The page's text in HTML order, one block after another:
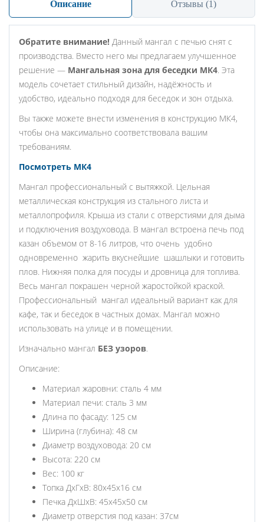
Описание Отзывы (1)
Обратите внимание! Данный мангал с печью снят с
производства. Вместо него мы предлагаем улучшенное
решение — Мангальная зона для беседки МК4. Эта
модель сочетает стильный дизайн, надёжность и
удобство, идеально подходя для беседок и зон отдыха.
Вы также можете внести изменения в конструкцию МК4,
чтобы она максимально соответствовала вашим
требованиям.
Посмотреть МК4
Мангал профессиональный с вытяжкой. Цельная
металлическая конструкция из стального листа и
металлопрофиля. Крыша из стали с отверстиями для дыма
и подключения воздуховода. В мангал встроена печь под
казан объемом от 8-16 литров, что очень удобно
одновременно жарить вкуснейшие шашлыки и готовить
плов. Нижняя полка для посуды и дровница для топлива.
Весь мангал покрашен черной жаростойкой краской.
Профессиональный мангал идеальный вариант как для
кафе, так и беседок в частных домах. Мангал можно
использовать на улице и в помещении.
Изначально мангал БЕЗ узоров.
Описание:
Материал жаровни: сталь 4 мм
Материал печи: сталь 3 мм
Длина по фасаду: 125 см
Ширина (глубина): 48 см
Диаметр воздуховода: 20 см
Высота: 220 см
Вес: 100 кг
Топка ДхГхВ: 80х45х16 см
Печка ДхШхВ: 45х45х50 см
Диаметр отверстия под казан: 37см